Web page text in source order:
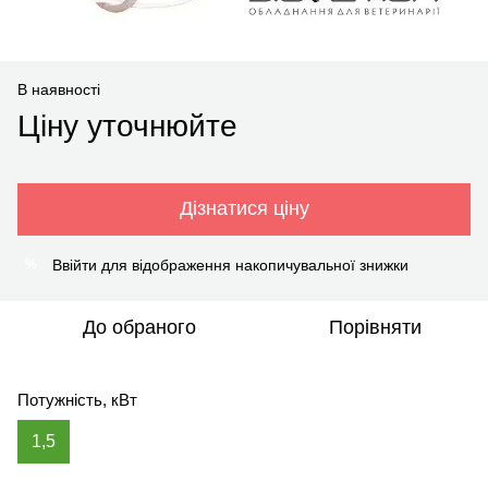
В наявності
Ціну уточнюйте
Дізнатися ціну
Ввійти для відображення накопичувальної знижки
До обраного Порівняти
Потужність, кВт
1,5